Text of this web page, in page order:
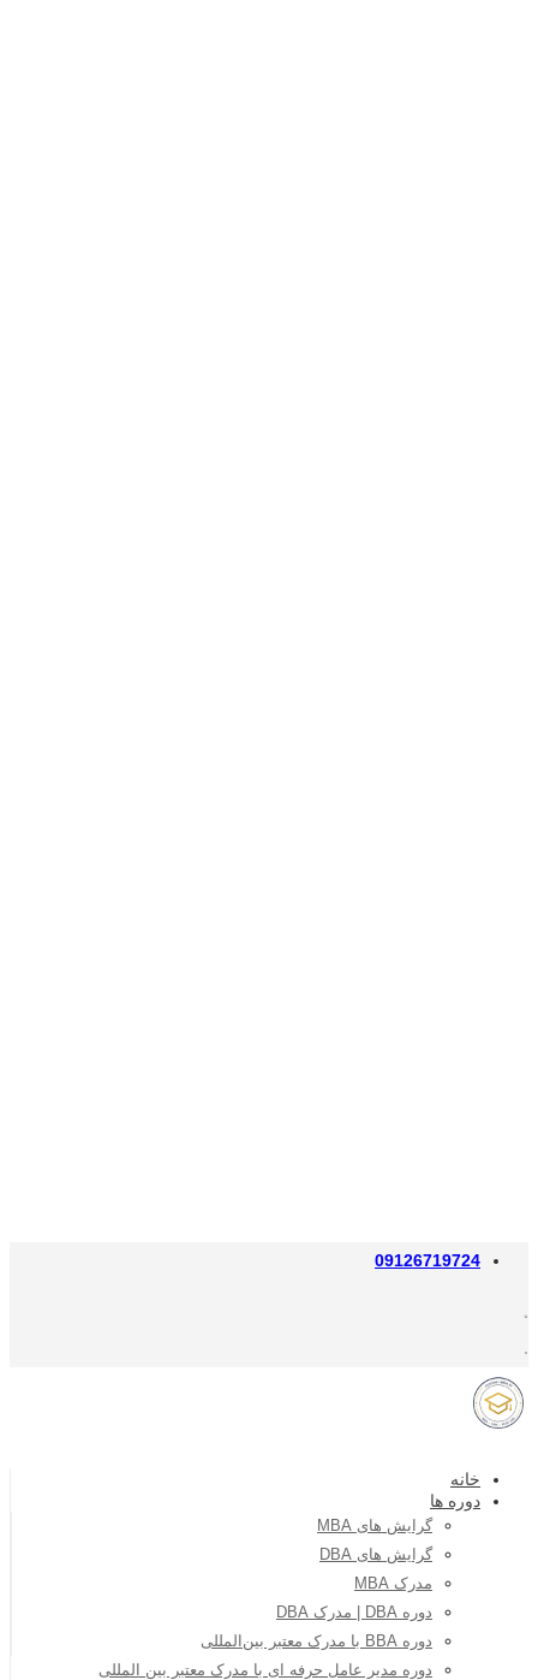
09126719724
خانه
دوره ها
گرایش های MBA
گرایش های DBA
مدرک MBA
دوره DBA | مدرک DBA
دوره BBA با مدرک معتبر بین‌المللی
دوره مدیر عامل حرفه ای با مدرک معتبر بین المللی